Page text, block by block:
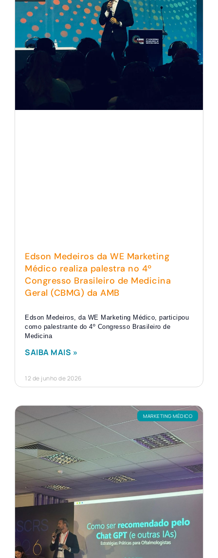
Edson Medeiros da WE Marketing
Médico realiza palestra no 4º
Congresso Brasileiro de Medicina
Geral (CBMG) da AMB
Edson Medeiros, da WE Marketing Médico, participou
como palestrante do 4º Congresso Brasileiro de
Medicina
SAIBA MAIS »
12 de junho de 2026
MARKETING MÉDICO